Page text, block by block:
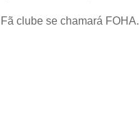
Fã clube se chamará FOHA.